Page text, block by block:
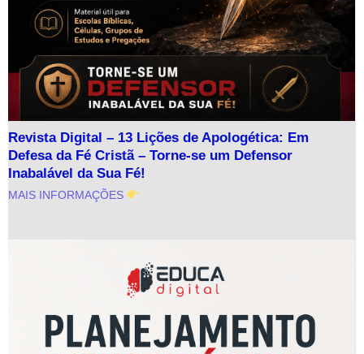
Revista Digital – 13 Lições de Apologética: Em
Defesa da Fé Cristã – Torne-se um Defensor
Inabalável da Sua Fé!
MAIS INFORMAÇÕES